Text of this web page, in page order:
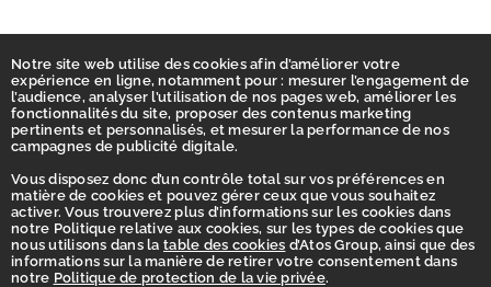
Notre site web utilise des cookies afin d’améliorer votre
expérience en ligne, notamment pour : mesurer l’engagement de
l’audience, analyser l’utilisation de nos pages web, améliorer les
fonctionnalités du site, proposer des contenus marketing
pertinents et personnalisés, et mesurer la performance de nos
campagnes de publicité digitale.
Vous disposez donc d’un contrôle total sur vos préférences en
matière de cookies et pouvez gérer ceux que vous souhaitez
activer. Vous trouverez plus d’informations sur les cookies dans
notre Politique relative aux cookies, sur les types de cookies que
nous utilisons dans la table des cookies d’Atos Group, ainsi que des
informations sur la manière de retirer votre consentement dans
notre Politique de protection de la vie privée.
Accueil
Déclaration d’accessibilité
Vie privée